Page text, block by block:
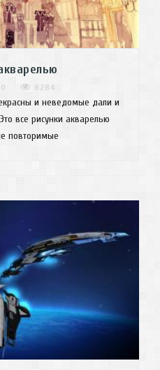
8284
и неведомые дали и
все рисунки акварелью
повторимые